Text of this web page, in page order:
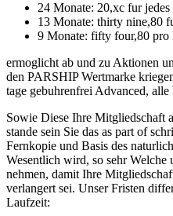
24 Monate: 20,xc fur
13 Monate: thirty nine,80
9 Monate: fifty four,80 pro
ermoglicht ab und zu Aktionen
den PARSHIP Wertmarke
tage gebuhrenfrei Advanced, alle
Sowie Diese Ihre Mitgliedschaft
stande sein Sie das as part of
Fernkopie und Basis des
Wesentlich wird, so sehr Welche
nehmen, damit Ihre
verlangert sei. Unser Fristen
Laufzeit: